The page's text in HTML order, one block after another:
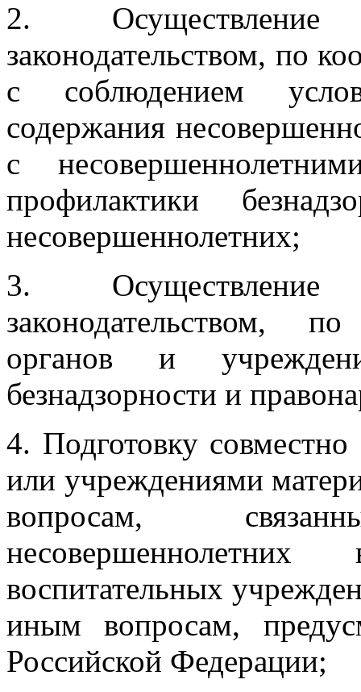
2. Осуществление
законодательством, по
с соблюдением
содержания
с
профилактики
несовершеннолетних;
3. Осуществление
законодательством,
органов и
безнадзорности и
4. Подготовку
или учреждениями
вопросам,
воспитательных
иным вопросам,
Российской Федерации;